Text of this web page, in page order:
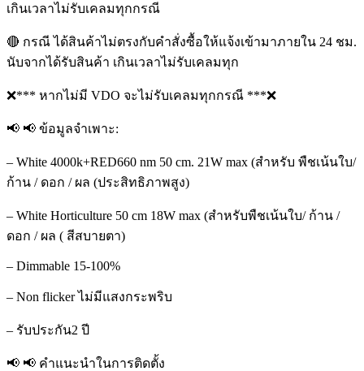
เกินเวลาไม่รับเคลมทุกกรณี
🔴 กรณี ได้สินค้าไม่ตรงกับคำสั่งซื้อให้แจ้งเข้ามาภายใน 24 ชม.
นับจากได้รับสินค้า เกินเวลาไม่รับเคลมทุก
❌*** หากไม่มี VDO จะไม่รับเคลมทุกกรณี ***❌
📢 📢 ข้อมูลจำเพาะ:
– White 4000k+RED660 nm 50 cm. 21W max (สำหรับ พืชเน้นใบ/
ก้าน / ดอก / ผล (ประสิทธิภาพสูง)
– White Horticulture 50 cm 18W max (สำหรับพืชเน้นใบ/ ก้าน /
ดอก / ผล ( สีสบายตา)
– Dimmable 15-100%
– Non flicker ไม่มีแสงกระพริบ
– รับประกัน2 ปี
📢 📢 คำแนะนำในการติดตั้ง